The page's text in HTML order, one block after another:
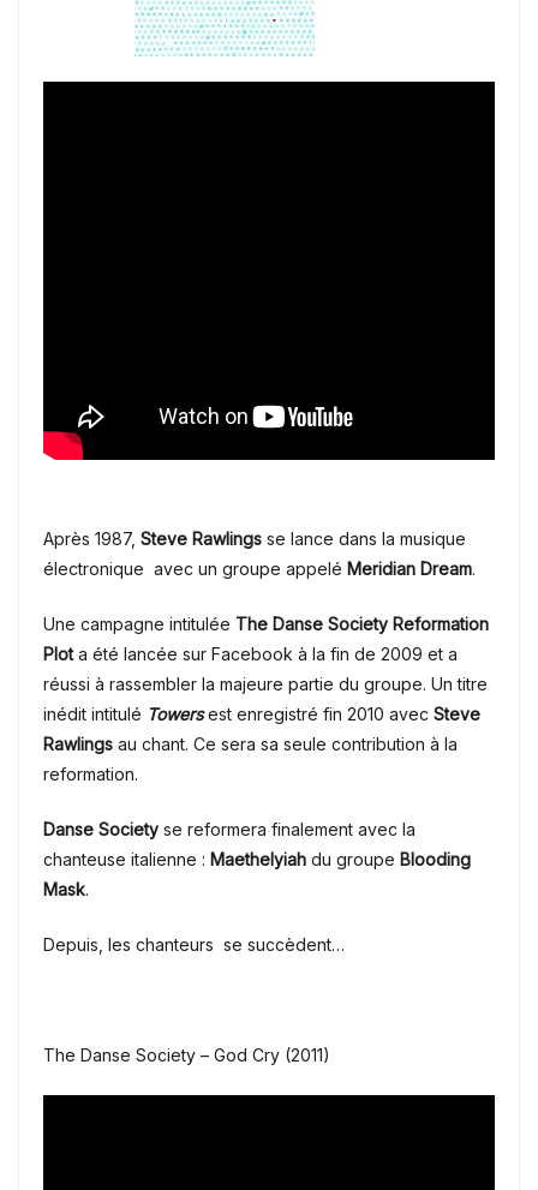
Après 1987, Steve Rawlings se lance dans la musique
électronique avec un groupe appelé Meridian Dream.
Une campagne intitulée The Danse Society Reformation
Plota été lancée sur Facebook à la fin de 2009 et a
réussi à rassembler la majeure partie du groupe. Un titre
inédit intitulé Towersest enregistré fin 2010 avec Steve
Rawlings au chant. Ce sera sa seule contribution à la
reformation.
Danse Society se reformera finalement avec la
chanteuse italienne : Maethelyiah du groupe Blooding
Mask.
Depuis, les chanteurs se succèdent…
The Danse Society – God Cry (2011)